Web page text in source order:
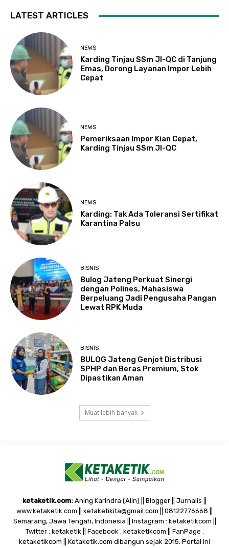
LATEST ARTICLES
NEWS
Karding Tinjau SSm JI-QC di Tanjung
Emas, Dorong Layanan Impor Lebih
Cepat
NEWS
Pemeriksaan Impor Kian Cepat,
Karding Tinjau SSm JI-QC
NEWS
Karding: Tak Ada Toleransi Sertifikat
Karantina Palsu
BISNIS
Bulog Jateng Perkuat Sinergi
dengan Polines, Mahasiswa
Berpeluang Jadi Pengusaha Pangan
Lewat RPK Muda
BISNIS
BULOG Jateng Genjot Distribusi
SPHP dan Beras Premium, Stok
Dipastikan Aman
Muat lebih banyak
ketaketik.com: Aning Karindra (Alin) || Blogger || Jurnalis ||
www.ketaketik.com || ketaketikita@gmail.com || 08122776668 ||
Semarang, Jawa Tengah, Indonesia || Instagram : ketaketikcom ||
Twitter : ketaketik || Facebook : ketaketikcom || FanPage :
ketaketikcom || Ketaketik.com dibangun sejak 2015. Portal ini